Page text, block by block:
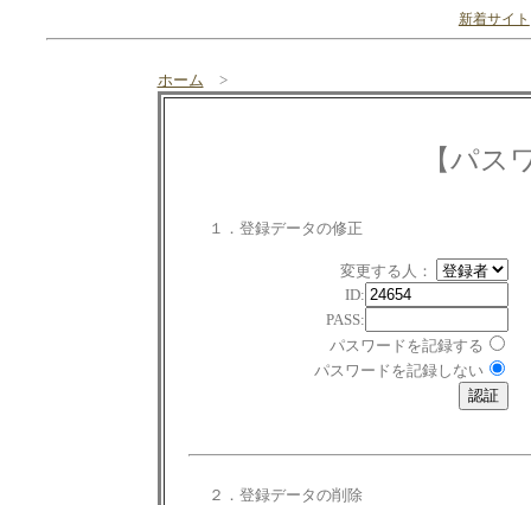
新着サイト
ホーム >
【パス
１．登録データの修正
変更する人：
ID:
PASS:
パスワードを記録する
パスワードを記録しない
２．登録データの削除